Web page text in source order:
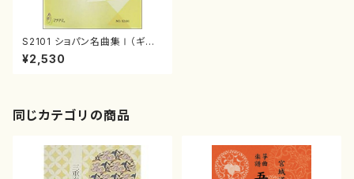
S2101 ショパン名曲集Ⅰ（ギタ
ー２/柴田健/楽譜）
¥2,530
同じカテゴリの商品